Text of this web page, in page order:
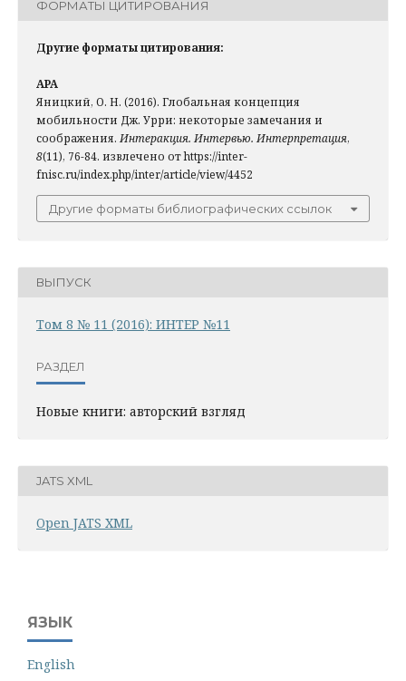
ФОРМАТЫ ЦИТИРОВАНИЯ
Другие форматы цитирования:
APA
Яницкий, О. Н. (2016). Глобальная концепция
мобильности Дж. Урри: некоторые замечания и
соображения. Интеракция. Интервью. Интерпретация,
8(11), 76-84. извлечено от https://inter-
fnisc.ru/index.php/inter/article/view/4452
Другие форматы библиографических ссылок
ВЫПУСК
Том 8 № 11 (2016): ИНТЕР №11
РАЗДЕЛ
Новые книги: авторский взгляд
JATS XML
Open JATS XML
ЯЗЫК
English